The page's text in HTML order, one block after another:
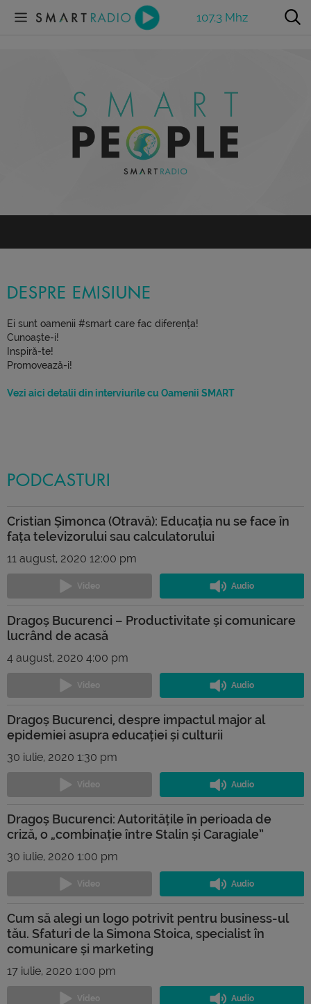
107.3 Mhz
DESPRE EMISIUNE
Ei sunt oamenii #smart care fac diferența!
Cunoaște-i!
Inspiră-te!
Promovează-i!
Vezi aici detalii din interviurile cu Oamenii SMART
PODCASTURI
Cristian Șimonca (Otravă): Educația nu se face în
fața televizorului sau calculatorului
11 august, 2020 12:00 pm
Dragoș Bucurenci – Productivitate și comunicare
lucrând de acasă
4 august, 2020 4:00 pm
Dragoș Bucurenci, despre impactul major al
epidemiei asupra educației și culturii
30 iulie, 2020 1:30 pm
Dragoș Bucurenci: Autoritățile în perioada de
criză, o „combinație între Stalin și Caragiale”
30 iulie, 2020 1:00 pm
Cum să alegi un logo potrivit pentru business-ul
tău. Sfaturi de la Simona Stoica, specialist în
comunicare și marketing
17 iulie, 2020 1:00 pm